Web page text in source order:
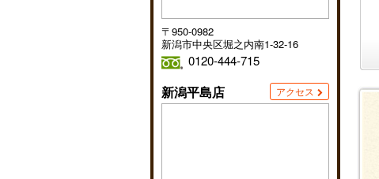
〒950-0982
新潟市中央区堀之内南1-32-16
0120-444-715
新潟平島店 アクセス